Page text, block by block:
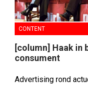
CONTENT
[column] Haak in
consument
Advertising rond